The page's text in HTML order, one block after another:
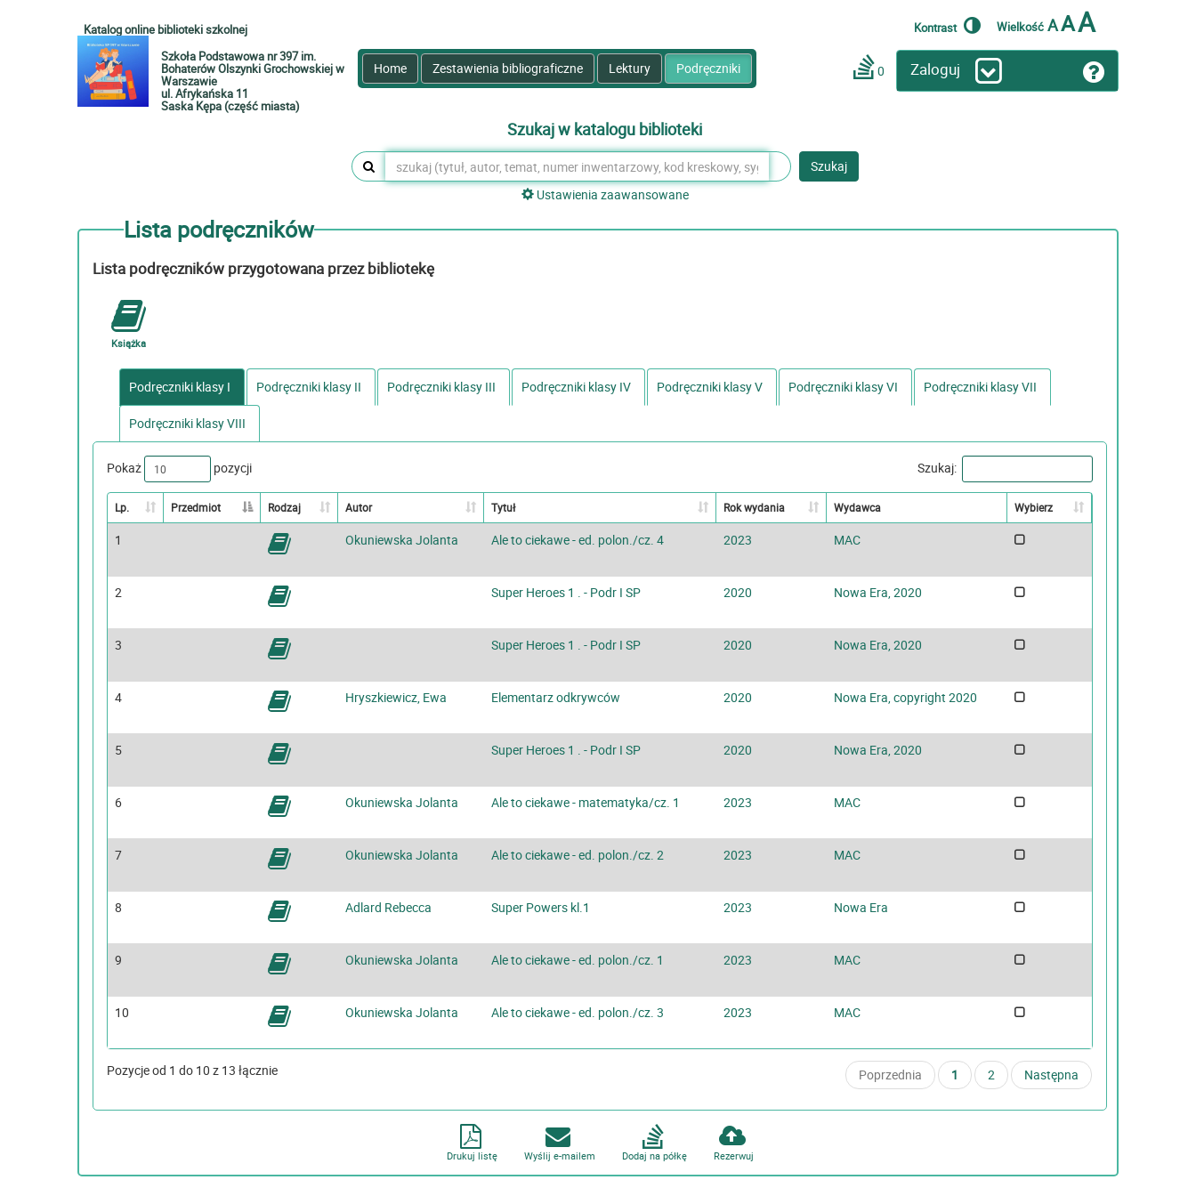
Katalog online biblioteki szkolnej Kontrast Wielkość AAA
Szkoła Podstawowa nr 397 im.
Bohaterów Olszynki Grochowskiej w
Warszawie
ul. Afrykańska 11
Saska Kępa (część miasta)
Home Zestawienia bibliograficzne Lektury Podręczniki 0 Zaloguj
Szukaj w katalogu biblioteki
Szukaj
Ustawienia zaawansowane
Lista podręczników
Lista podręczników przygotowana przez bibliotekę
Książka
Podręczniki klasy I Podręczniki klasy II Podręczniki klasy III Podręczniki klasy IV Podręczniki klasy V Podręczniki klasy VI Podręczniki klasy VII
Podręczniki klasy VIII
Pokaż pozycji Szukaj:
Lp. Przedmiot Rodzaj Autor Tytuł Rok wydania Wydawca Wybierz
1 Okuniewska Jolanta Ale to ciekawe - ed. polon./cz. 4 2023 MAC
2 Super Heroes 1 . - Podr I SP 2020 Nowa Era, 2020
3 Super Heroes 1 . - Podr I SP 2020 Nowa Era, 2020
4 Hryszkiewicz, Ewa Elementarz odkrywców 2020 Nowa Era, copyright 2020
5 Super Heroes 1 . - Podr I SP 2020 Nowa Era, 2020
6 Okuniewska Jolanta Ale to ciekawe - matematyka/cz. 1 2023 MAC
7 Okuniewska Jolanta Ale to ciekawe - ed. polon./cz. 2 2023 MAC
8 Adlard Rebecca Super Powers kl.1 2023 Nowa Era
9 Okuniewska Jolanta Ale to ciekawe - ed. polon./cz. 1 2023 MAC
10 Okuniewska Jolanta Ale to ciekawe - ed. polon./cz. 3 2023 MAC
Pozycje od 1 do 10 z 13 łącznie Poprzednia 1 2 Następna
Drukuj listę Wyślij e-mailem Dodaj na półkę Rezerwuj